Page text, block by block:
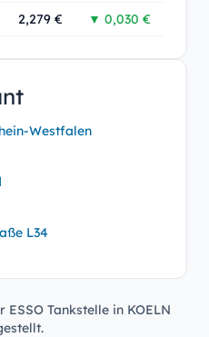
2,279 € ▼ 0,030 €
Westfalen
L34
Tankstelle in KOELN